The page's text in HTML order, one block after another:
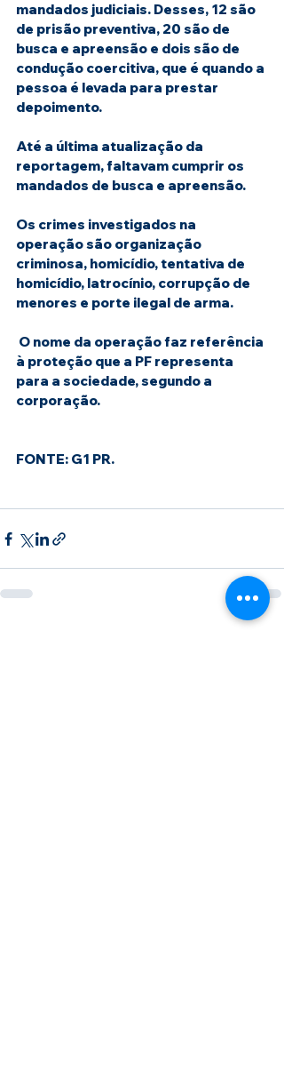
mandados judiciais. Desses, 12 são
de prisão preventiva, 20 são de
busca e apreensão e dois são de
condução coercitiva, que é quando a
pessoa é levada para prestar
depoimento.
Até a última atualização da
reportagem, faltavam cumprir os
mandados de busca e apreensão.
Os crimes investigados na
operação são organização
criminosa, homicídio, tentativa de
homicídio, latrocínio, corrupção de
menores e porte ilegal de arma.
à proteção que a PF representa
para a sociedade, segundo a
corporação.
FONTE: G1 PR.